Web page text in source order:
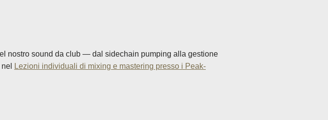
nostro sound da club — dal sidechain pumping alla gestione
Lezioni individuali di mixing e mastering presso i Peak-